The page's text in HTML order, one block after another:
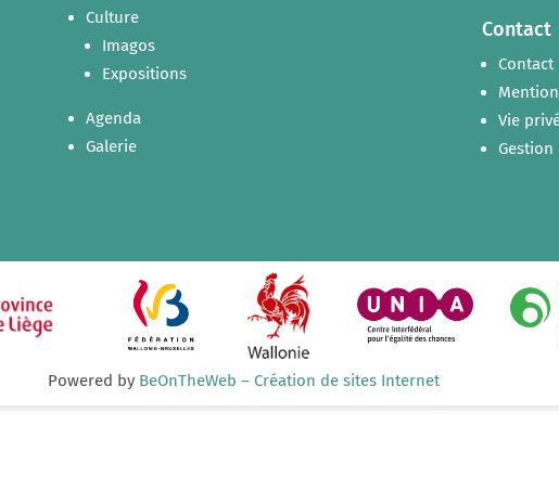
Culture
Imagos
Expositions
Agenda
Galerie
Contact
Contact
Vie
Gestion
Powered by BeOnTheWeb – Création de sites Internet